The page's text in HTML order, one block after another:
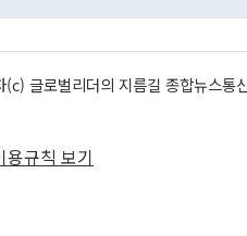
(c) 글로벌리더의 지름길 종합뉴스
용규칙 보기